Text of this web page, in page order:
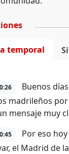
temporal
Buenos
madrileños
mensaje muy
Por eso
el Madrid de